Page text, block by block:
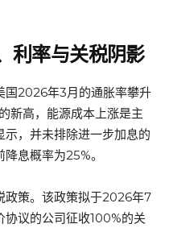
利率与关税阴影
国2026年3月的通胀率攀升
新高，能源成本上涨是主
，并未排除进一步加息的
息概率为25%。
政策。该政策拟于2026年7
协议的公司征收100%的关